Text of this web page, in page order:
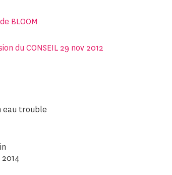
BLOOM
du CONSEIL 29 nov 2012
eau trouble